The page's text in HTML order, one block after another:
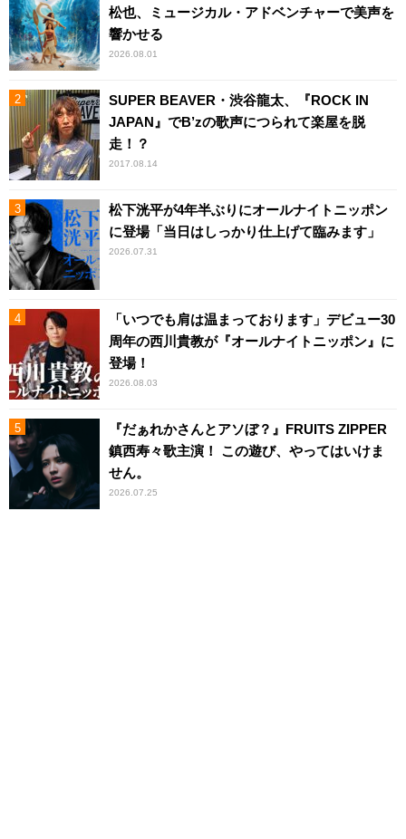
松也、ミュージカル・アドベンチャーで美声を
響かせる
2026.08.01
SUPER BEAVER・渋谷龍太、『ROCK IN
JAPAN』でB’zの歌声につられて楽屋を脱
走！？
2017.08.14
松下洸平が4年半ぶりにオールナイトニッポン
に登場「当日はしっかり仕上げて臨みます」
2026.07.31
「いつでも肩は温まっております」デビュー30
周年の西川貴教が『オールナイトニッポン』に
登場！
2026.08.03
『だぁれかさんとアソぼ？』FRUITS ZIPPER
鎮西寿々歌主演！ この遊び、やってはいけま
せん。
2026.07.25